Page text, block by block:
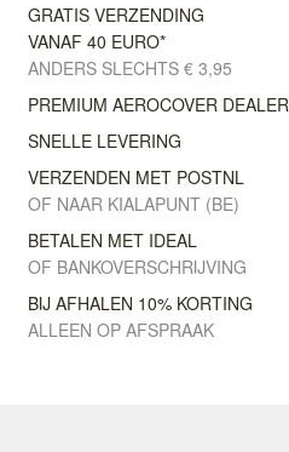
GRATIS VERZENDING
VANAF 40 EURO*
ANDERS SLECHTS € 3,95
PREMIUM AEROCOVER DEALER
SNELLE LEVERING
VERZENDEN MET POSTNL
OF NAAR KIALAPUNT (BE)
BETALEN MET IDEAL
OF BANKOVERSCHRIJVING
BIJ AFHALEN 10% KORTING
ALLEEN OP AFSPRAAK